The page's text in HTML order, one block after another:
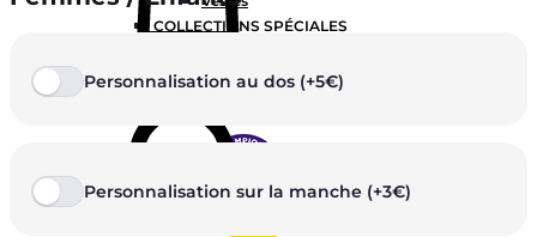
COLLECTIONS SPÉCIALES
Personnalisation au dos (+5€)
Personnalisation sur la manche (+3€)